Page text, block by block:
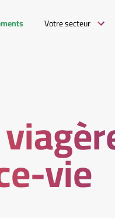
Votre secteur
vie